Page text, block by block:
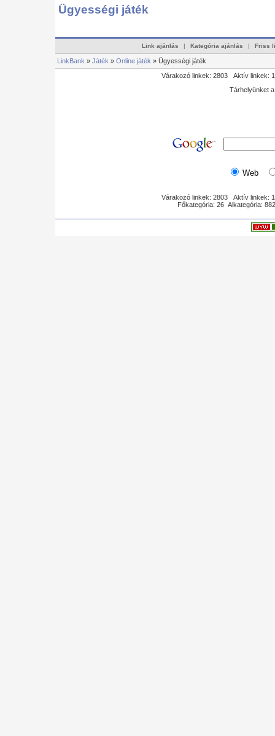
Ügyességi játék
Link ajánlás | Kategória ajánlás | Friss
LinkBank » Játék » Online játék » Ügyességi játék
Várakozó linkek: 2803 Aktív linkek:
Tárhelyünket
Web
Várakozó linkek: 2803 Aktív linkek:
Főkategória: 26 Alkategória: